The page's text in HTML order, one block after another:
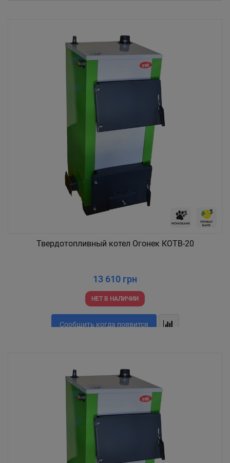
Твердотопливный котел Огонек КОТВ-20
13 610 грн
НЕТ В НАЛИЧИИ
Сообщить когда появится